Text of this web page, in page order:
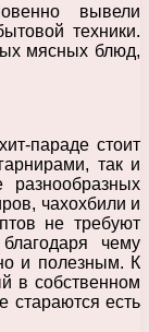
вывели
техники.
мясных блюд,
параде стоит
так и
чахохбили и
не требуют
чему
и полезным. К
в собственном
стараются есть